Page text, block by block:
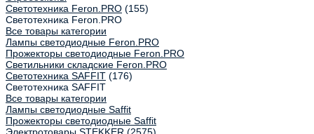
Светотехника Feron.PRO (155)
Светотехника Feron.PRO
Все товары категории
Лампы светодиодные Feron.PRO
Прожекторы светодиодные Feron.PRO
Светильники складские Feron.PRO
Светотехника SAFFIT (176)
Светотехника SAFFIT
Все товары категории
Лампы светодиодные Saffit
Прожекторы светодиодные Saffit